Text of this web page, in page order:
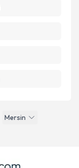
Mersin